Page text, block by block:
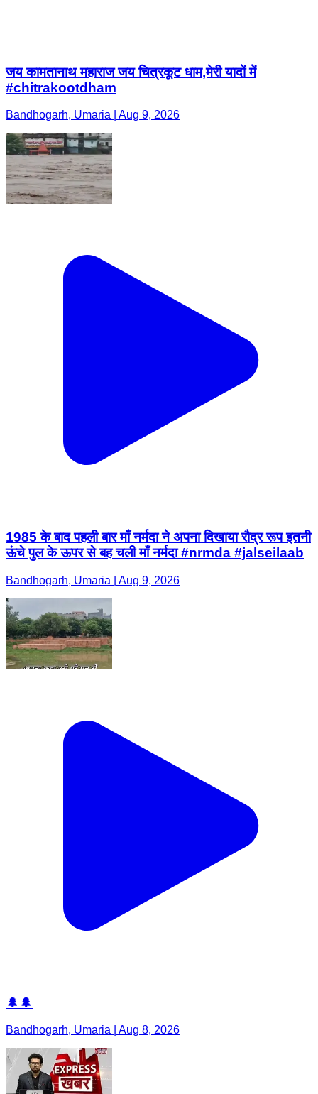
जय कामतानाथ महाराज जय चित्रकूट धाम,मेरी यादों में
#chitrakootdham
Bandhogarh, Umaria | Aug 9, 2026
1985 के बाद पहली बार माँ नर्मदा ने अपना दिखाया रौद्र रूप इतनी
ऊंचे पुल के ऊपर से बह चली माँ नर्मदा #nrmda #jalseilaab
Bandhogarh, Umaria | Aug 9, 2026
🌲🌲
Bandhogarh, Umaria | Aug 8, 2026